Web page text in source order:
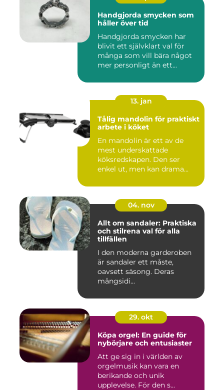
Handgjorda smycken som
håller över tid
Handgjorda smycken har
blivit ett självklart val för
många som vill bära något
mer personligt än ett...
13. jan
Tålig mandolin för praktiskt
arbete i köket
En mandolin är ett av de
mest underskattade
köksredskapen. Den ser
enkel ut, men kan drama...
04. nov
Allt om sandaler: Praktiska
och stilrena val för alla
tillfällen
I den moderna garderoben
är sandaler ett måste,
oavsett säsong. Deras
mångsidi...
29. okt
Köpa orgel: En guide för
nybörjare och entusiaster
Att ge sig in i världen av
orgelmusik kan vara en
berikande och unik
upplevelse. För den s...